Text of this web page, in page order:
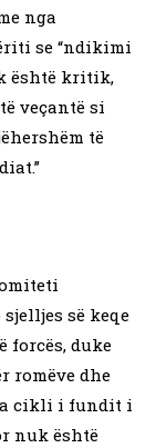
nga
se “ndikimi
është kritik,
veçantë si
të
së keqe
forcës, duke
romëve dhe
cikli i fundit i
nuk është